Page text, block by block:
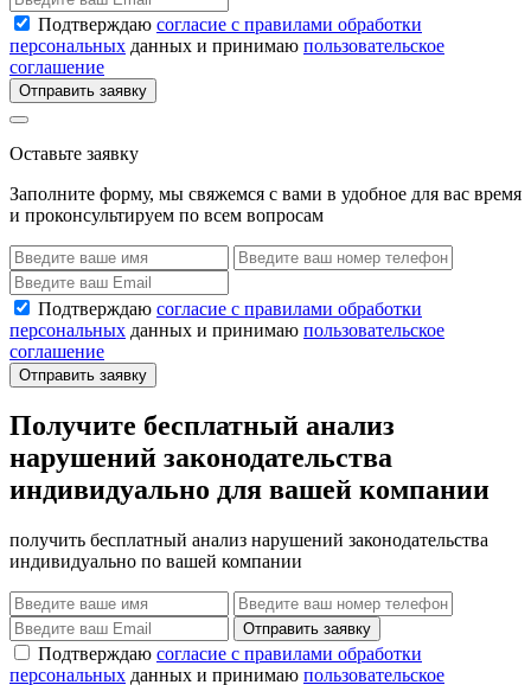
Подтверждаю согласие с правилами обработки
персональных данных и принимаю пользовательское
соглашение
Отправить заявку
Оставьте заявку
Заполните форму, мы свяжемся с вами в удобное для вас время
и проконсультируем по всем вопросам
Подтверждаю согласие с правилами обработки
персональных данных и принимаю пользовательское
соглашение
Отправить заявку
Получите бесплатный анализ
нарушений законодательства
индивидуально для вашей компании
получить бесплатный анализ нарушений законодательства
индивидуально по вашей компании
Отправить заявку
Подтверждаю согласие с правилами обработки
персональных данных и принимаю пользовательское